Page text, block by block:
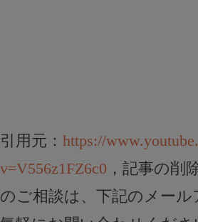
引用元： https://
v=V556z1FZ6c0 ，記事の削
のご相談は、下記のメー